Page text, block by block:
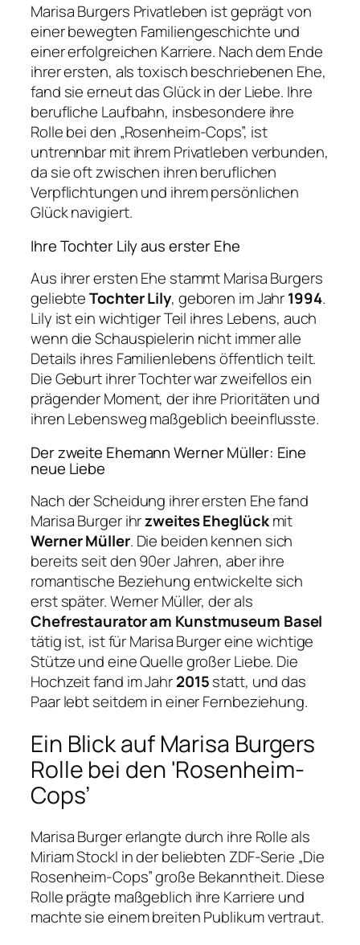
Marisa Burgers Privatleben ist geprägt von
einer bewegten Familiengeschichte und
einer erfolgreichen Karriere. Nach dem Ende
ihrer ersten, als toxisch beschriebenen Ehe,
fand sie erneut das Glück in der Liebe. Ihre
berufliche Laufbahn, insbesondere ihre
Rolle bei den „Rosenheim-Cops”, ist
untrennbar mit ihrem Privatleben verbunden,
da sie oft zwischen ihren beruflichen
Verpflichtungen und ihrem persönlichen
Glück navigiert.
Ihre Tochter Lily aus erster Ehe
Aus ihrer ersten Ehe stammt Marisa Burgers
geliebteTochter Lily, geboren im Jahr1994.
Lily ist ein wichtiger Teil ihres Lebens, auch
wenn die Schauspielerin nicht immer alle
Details ihres Familienlebens öffentlich teilt.
Die Geburt ihrer Tochter war zweifellos ein
prägender Moment, der ihre Prioritäten und
ihren Lebensweg maßgeblich beeinflusste.
Der zweite Ehemann Werner Müller: Eine
neue Liebe
Nach der Scheidung ihrer ersten Ehe fand
Marisa Burger ihrzweites Eheglückmit
Werner Müller. Die beiden kennen sich
bereits seit den 90er Jahren, aber ihre
romantische Beziehung entwickelte sich
erst später. Werner Müller, der als
Chefrestaurator am Kunstmuseum Basel
tätig ist, ist für Marisa Burger eine wichtige
Stütze und eine Quelle großer Liebe. Die
Hochzeit fand im Jahr2015statt, und das
Paar lebt seitdem in einer Fernbeziehung.
Ein Blick auf Marisa Burgers
Rolle bei den 'Rosenheim-
Cops’
Marisa Burger erlangte durch ihre Rolle als
Miriam Stockl in der beliebten ZDF-Serie „Die
Rosenheim-Cops” große Bekanntheit. Diese
Rolle prägte maßgeblich ihre Karriere und
machte sie einem breiten Publikum vertraut.